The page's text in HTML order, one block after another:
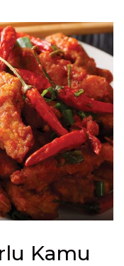
Kamu